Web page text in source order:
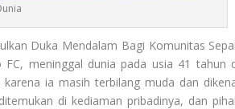
Duka Mendalam Bagi Komunitas
meninggal dunia pada usia 41 tahun
ia masih terbilang muda dan
di kediaman pribadinya, dan